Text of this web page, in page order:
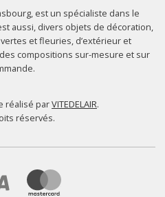
est un spécialiste dans le
aussi, divers objets de décoration,
et fleuries, d’extérieur et
compositions sur-mesure et sur
réalisé parVITEDELAIR.
réservés.